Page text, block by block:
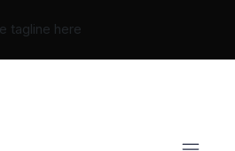
tagline here